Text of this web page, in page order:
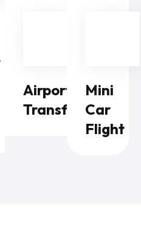
Airport
Transfers
Mini
Car
Flight